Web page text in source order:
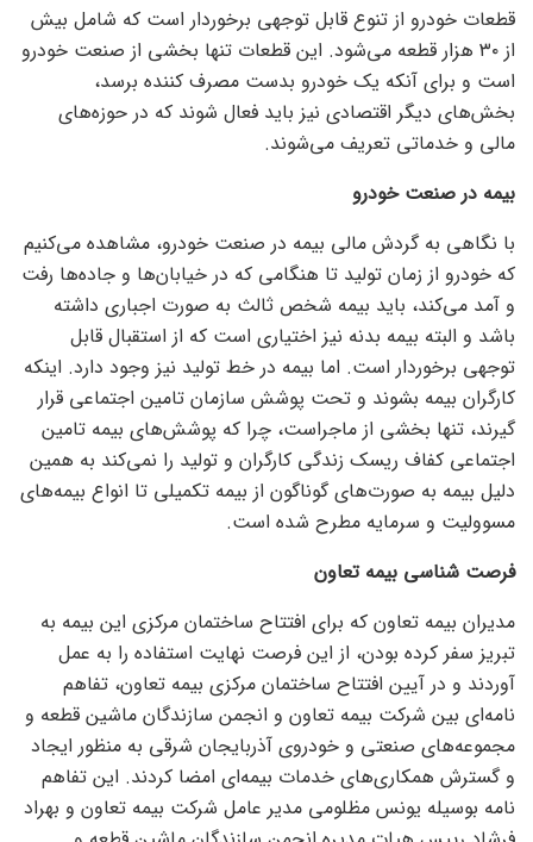
قطعات خودرو از تنوع قابل توجهی برخوردار است که شامل بیش
از ۳۰ هزار قطعه می‌شود. این قطعات تنها بخشی از صنعت خودرو
است و برای آنکه یک خودرو بدست مصرف کننده برسد،
بخش‌های دیگر اقتصادی نیز باید فعال شوند که در حوزه‌های
مالی و خدماتی تعریف می‌شوند.
بیمه در صنعت خودرو
با نگاهی به گردش مالی بیمه در صنعت خودرو، مشاهده می‌کنیم
که خودرو از زمان تولید تا هنگامی که در خیابان‌ها و جاده‌ها رفت
و آمد می‌کند، باید بیمه شخص ثالث به صورت اجباری داشته
باشد و البته بیمه بدنه نیز اختیاری است که از استقبال قابل
توجهی برخوردار است. اما بیمه در خط تولید نیز وجود دارد. اینکه
کارگران بیمه بشوند و تحت پوشش سازمان تامین اجتماعی قرار
گیرند، تنها بخشی از ماجراست، چرا که پوشش‌های بیمه تامین
اجتماعی کفاف ریسک زندگی کارگران و تولید را نمی‌کند به همین
دلیل بیمه به صورت‌های گوناگون از بیمه تکمیلی تا انواع بیمه‌های
مسوولیت و سرمایه مطرح شده است.
فرصت شناسی بیمه تعاون
مدیران بیمه تعاون که برای افتتاح ساختمان مرکزی این بیمه به
تبریز سفر کرده بودن، از این فرصت نهایت استفاده را به عمل
آوردند و در آیین افتتاح ساختمان مرکزی بیمه تعاون، تفاهم
نامه‌ای بین شرکت بیمه تعاون و انجمن سازندگان ماشین قطعه و
مجموعه‌های صنعتی و خودروی آذربایجان شرقی به منظور ایجاد
و گسترش همکاری‌های خدمات بیمه‌ای امضا کردند. این تفاهم
نامه بوسیله یونس مظلومی مدیر عامل شرکت بیمه تعاون و بهراد